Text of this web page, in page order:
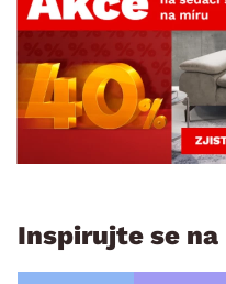
Inspirujte se na